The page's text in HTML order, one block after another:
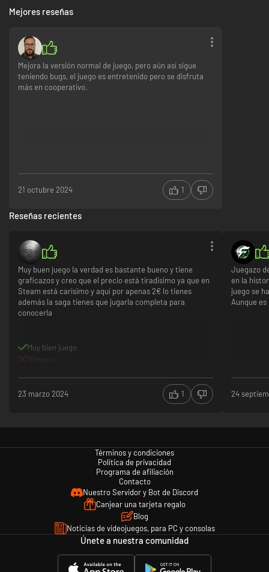
Mejores reseñas
Mejora la versión normal de juego, pero aún así sigue
teniendo bugs, el juego es entretenido pero se disfruta
más en cooperativo.
21 octubre 2024 1
Reseñas recientes
Muy buen juego la verdad es bastante bueno y tiene
graficazos y creo que el precio está tiradisimo ya que en
Steam está carísimo y aquí por apenas 2€ lo tienes
además la saga tienes que jugarla completa para
conocerla
Muy bien juego
23 marzo 2024 1
Juegazo
en la
juego se
Aunque
24
Términos y condiciones
Política de privacidad
Programa de afiliación
Contacto
Nuestro Servidor y Bot de Discord
Canjear una tarjeta regalo
Blog
Noticias de videojuegos, para PC y consolas
Únete a nuestra comunidad